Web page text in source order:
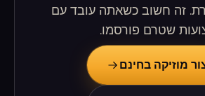
זה חשוב כשאתה עובד עם
שטרם פורסמו.
מוזיקה בחינם